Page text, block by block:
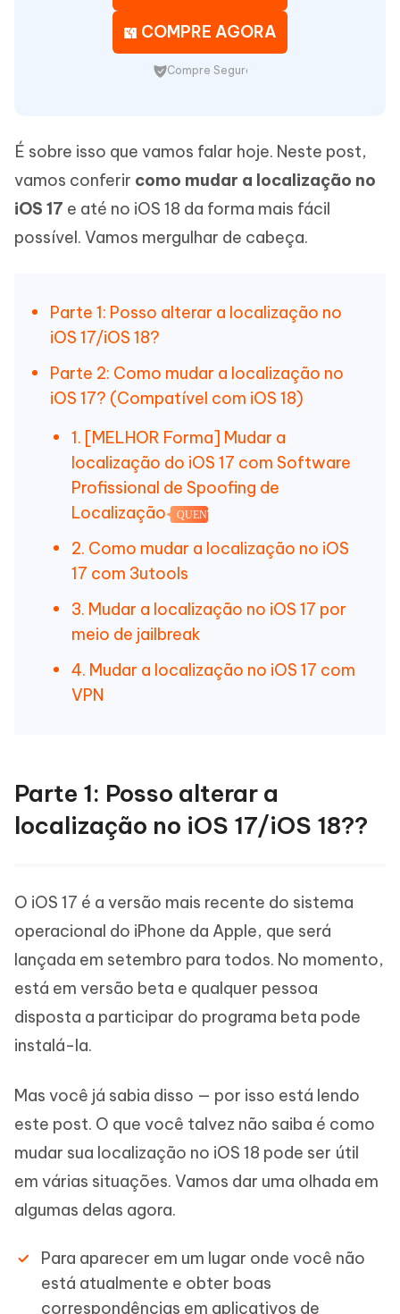
COMPRE AGORA
Compre Seguro
É sobre isso que vamos falar hoje. Neste post,
vamos conferir como mudar a localização no
iOS 17 e até no iOS 18 da forma mais fácil
possível. Vamos mergulhar de cabeça.
Parte 1: Posso alterar a localização no
iOS 17/iOS 18?
Parte 2: Como mudar a localização no
iOS 17? (Compatível com iOS 18)
1. [MELHOR Forma] Mudar a
localização do iOS 17 com Software
Profissional de Spoofing de
Localização
QUENTE
2. Como mudar a localização no iOS
17 com 3utools
3. Mudar a localização no iOS 17 por
meio de jailbreak
4. Mudar a localização no iOS 17 com
VPN
Parte 1: Posso alterar a
localização no iOS 17/iOS 18??
O iOS 17 é a versão mais recente do sistema
operacional do iPhone da Apple, que será
lançada em setembro para todos. No momento,
está em versão beta e qualquer pessoa
disposta a participar do programa beta pode
instalá-la.
Mas você já sabia disso — por isso está lendo
este post. O que você talvez não saiba é como
mudar sua localização no iOS 18 pode ser útil
em várias situações. Vamos dar uma olhada em
algumas delas agora.
Para aparecer em um lugar onde você não
está atualmente e obter boas
correspondências em aplicativos de